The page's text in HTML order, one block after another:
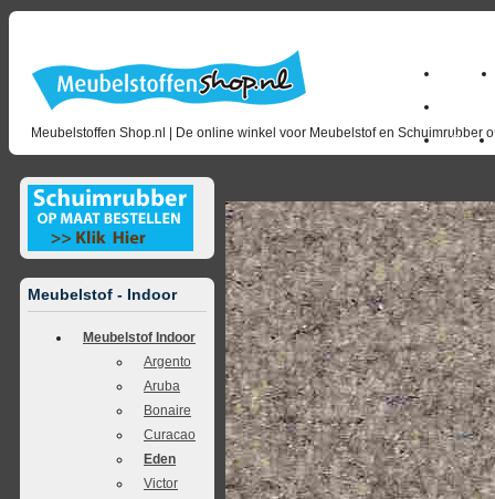
Meubelstoffen Shop.nl | De online winkel voor Meubelstof en Schuimrubber
Home
Outlet
Meubelstof - Indoor
Meubelstof Indoor
Argento
Aruba
Bonaire
Curacao
Eden
Victor